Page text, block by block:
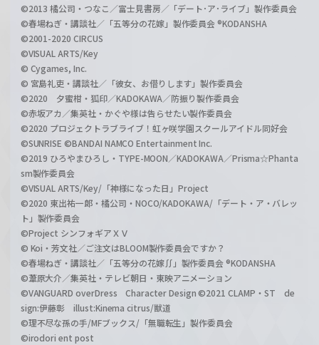
©2013 橘公司・つなこ／富士見書房／「デート･ア･ライブ」製作委員会
©春場ねぎ・講談社／「五等分の花嫁」製作委員会 ®KODANSHA
©2001-2020 CIRCUS
©VISUAL ARTS/Key
© Cygames, Inc.
© 宮島礼吏・講談社／「彼女、お借りします」製作委員会
©2020 夕蜜柑・狐印／KADOKAWA／防振り製作委員会
©赤坂アカ／集英社・かぐや様は告らせたい製作委員会
©2020 プロジェクトラブライブ！虹ヶ咲学園スクールアイドル同好会
©SUNRISE ©BANDAI NAMCO Entertainment Inc.
©2019 ひろやまひろし・TYPE-MOON／KADOKAWA／Prisma☆Phanta
sm製作委員会
©VISUAL ARTS/Key/「神様になった日」Project
©2020 東出祐一郎・橘公司・NOCO/KADOKAWA/「デート・ア・バレッ
ト」製作委員会
©Project シンフォギアＸＶ
© Koi・芳文社／ご注文はBLOOM製作委員会ですか？
©春場ねぎ・講談社／「五等分の花嫁∬」製作委員会 ®KODANSHA
©葦原大介／集英社・テレビ朝日・東映アニメーション
©VANGUARD overDress Character Design ©2021 CLAMP・ST de
sign:伊藤彰 illust:Kinema citrus/獣道
©理不尽な孫の手/MFブックス/「無職転生」製作委員会
©irodori ent post